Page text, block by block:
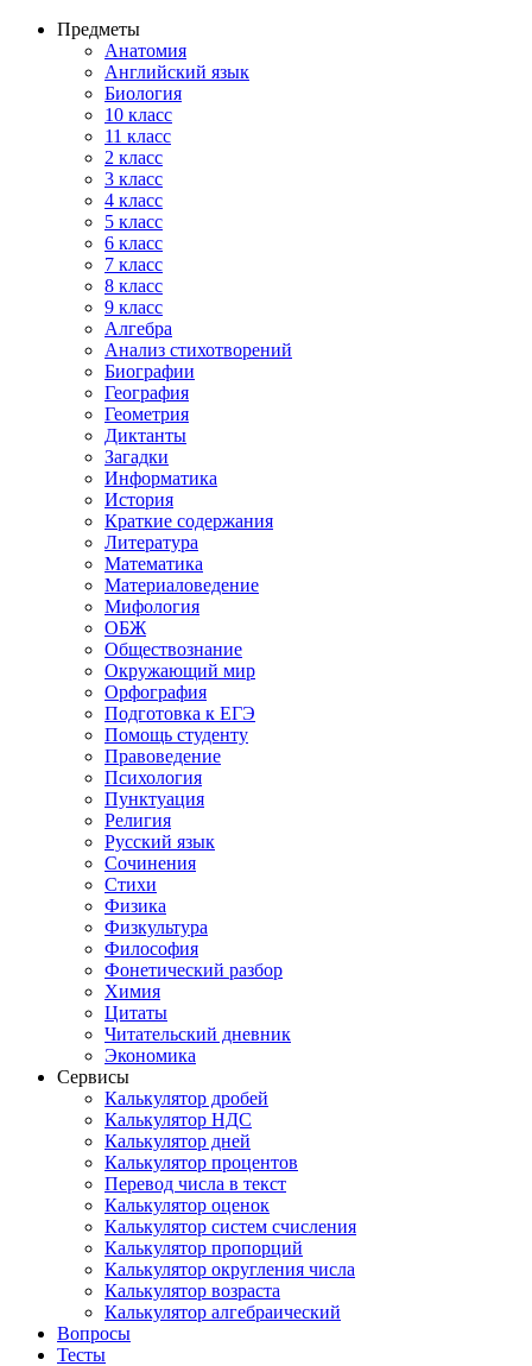
Предметы
Анатомия
Английский язык
Биология
10 класс
11 класс
2 класс
3 класс
4 класс
5 класс
6 класс
7 класс
8 класс
9 класс
Алгебра
Анализ стихотворений
Биографии
География
Геометрия
Диктанты
Загадки
Информатика
История
Краткие содержания
Литература
Математика
Материаловедение
Мифология
ОБЖ
Обществознание
Окружающий мир
Орфография
Подготовка к ЕГЭ
Помощь студенту
Правоведение
Психология
Пунктуация
Религия
Русский язык
Сочинения
Стихи
Физика
Физкультура
Философия
Фонетический разбор
Химия
Цитаты
Читательский дневник
Экономика
Сервисы
Калькулятор дробей
Калькулятор НДС
Калькулятор дней
Калькулятор процентов
Перевод числа в текст
Калькулятор оценок
Калькулятор систем счисления
Калькулятор пропорций
Калькулятор округления числа
Калькулятор возраста
Калькулятор алгебраический
Вопросы
Тесты